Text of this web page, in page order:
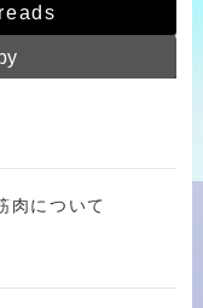
肉について